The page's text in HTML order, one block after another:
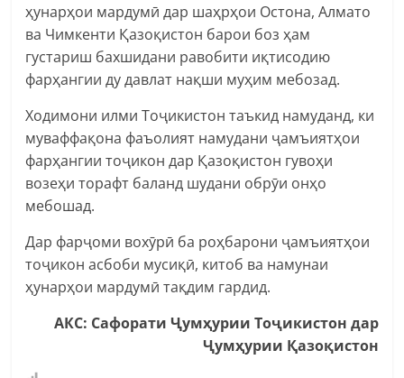
ҳунарҳои мардумӣ дар шаҳрҳои Остона, Алмато
ва Чимкенти Қазоқистон барои боз ҳам
густариш бахшидани равобити иқтисодию
фарҳангии ду давлат нақши муҳим мебозад.
Ходимони илми Тоҷикистон таъкид намуданд, ки
муваффақона фаъолият намудани ҷамъиятҳои
фарҳангии тоҷикон дар Қазоқистон гувоҳи
возеҳи торафт баланд шудани обрӯи онҳо
мебошад.
Дар фарҷоми вохӯрӣ ба роҳбарони ҷамъиятҳои
тоҷикон асбоби мусиқӣ, китоб ва намунаи
ҳунарҳои мардумӣ тақдим гардид.
АКС: Сафорати Ҷумҳурии Тоҷикистон дар
Ҷумҳурии Қазоқистон